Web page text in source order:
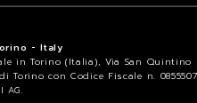
- Italy
in Torino (Italia), Via San
con Codice Fiscale n.
AG.